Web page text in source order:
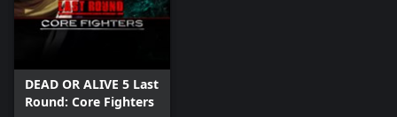
DEAD OR ALIVE 5 Last
Round: Core Fighters